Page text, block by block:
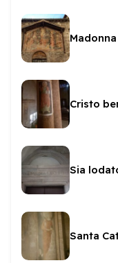
Sia